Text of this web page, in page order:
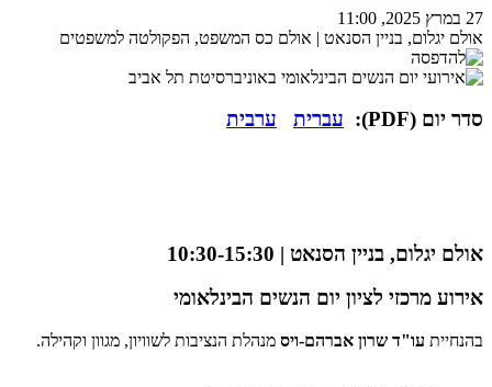
27 במרץ 2025, 11:00
אולם יגלום, בניין הסנאט | אולם כס המשפט, הפקולטה למשפטים
סדר יום (PDF): עברית ערבית
אולם יגלום, בניין הסנאט | 10:30-15:30
אירוע מרכזי לציון יום הנשים הבינלאומי
בהנחיית עו"ד שרון אברהם-ויס מנהלת הנציבות לשוויון, מגוון וקהילה.